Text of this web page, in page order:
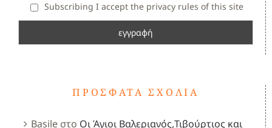
Subscribing I accept the privacy rules of this site
ΠΡΌΣΦΑΤΑ ΣΧΌΛΙΑ
Basileστο Οι Άγιοι Βαλεριανός,Τιβούρτιος και